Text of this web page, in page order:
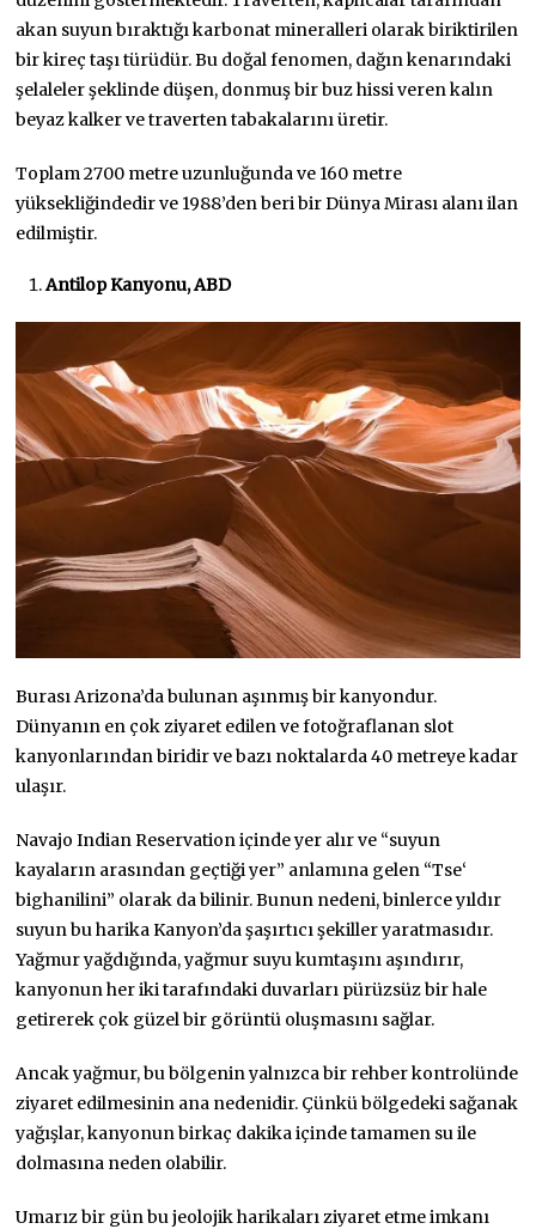
akan suyun bıraktığı karbonat mineralleri olarak biriktirilen
bir kireç taşı türüdür. Bu doğal fenomen, dağın kenarındaki
şelaleler şeklinde düşen, donmuş bir buz hissi veren kalın
beyaz kalker ve traverten tabakalarını üretir.
Toplam 2700 metre uzunluğunda ve 160 metre
yüksekliğindedir ve 1988’den beri bir Dünya Mirası alanı ilan
edilmiştir.
Antilop Kanyonu, ABD
Burası Arizona’da bulunan aşınmış bir kanyondur.
Dünyanın en çok ziyaret edilen ve fotoğraflanan slot
kanyonlarından biridir ve bazı noktalarda 40 metreye kadar
ulaşır.
Navajo Indian Reservation içinde yer alır ve “suyun
kayaların arasından geçtiği yer” anlamına gelen “Tse‘
bighanilini” olarak da bilinir. Bunun nedeni, binlerce yıldır
suyun bu harika Kanyon’da şaşırtıcı şekiller yaratmasıdır.
Yağmur yağdığında, yağmur suyu kumtaşını aşındırır,
kanyonun her iki tarafındaki duvarları pürüzsüz bir hale
getirerek çok güzel bir görüntü oluşmasını sağlar.
Ancak yağmur, bu bölgenin yalnızca bir rehber kontrolünde
ziyaret edilmesinin ana nedenidir. Çünkü bölgedeki sağanak
yağışlar, kanyonun birkaç dakika içinde tamamen su ile
dolmasına neden olabilir.
Umarız bir gün bu jeolojik harikaları ziyaret etme imkanı